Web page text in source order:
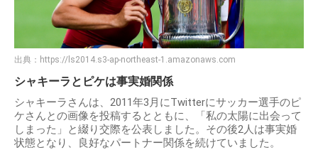
出典： https://ls2014.s3-ap-northeast-1.amazonaws.com
シャキーラとピケは事実婚関係
シャキーラさんは、2011年3月にTwitterにサッカー選手のピ
ケさんとの画像を投稿するとともに、「私の太陽に出会って
しまった」と綴り交際を公表しました。その後2人は事実婚
状態となり、良好なパートナー関係を続けていました。